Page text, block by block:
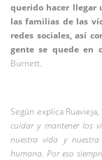
querido hacer llegar
las familias de las
redes sociales, así
gente se quede en
Burnett.
Según explica Ruavieja,
cuidar y mantener los
nuestra vida y
humana. Por eso